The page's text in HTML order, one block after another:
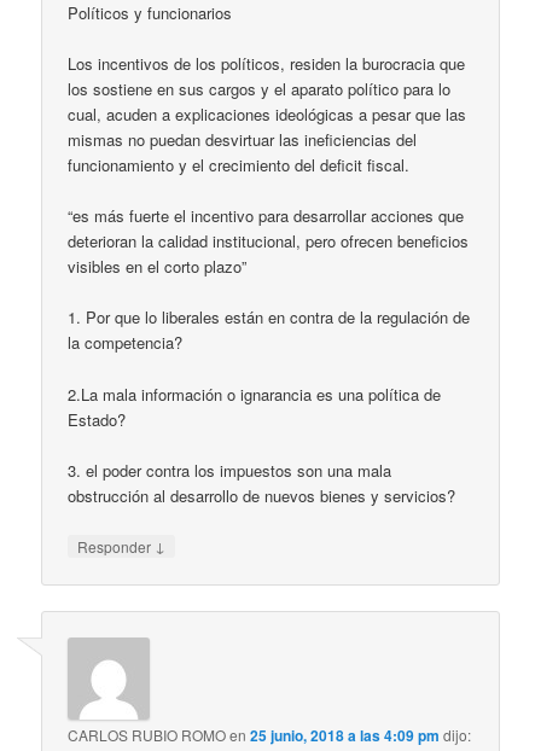
Políticos y funcionarios
Los incentivos de los políticos, residen la burocracia que
los sostiene en sus cargos y el aparato político para lo
cual, acuden a explicaciones ideológicas a pesar que las
mismas no puedan desvirtuar las ineficiencias del
funcionamiento y el crecimiento del deficit fiscal.
“es más fuerte el incentivo para desarrollar acciones que
deterioran la calidad institucional, pero ofrecen beneficios
visibles en el corto plazo”
1. Por que lo liberales están en contra de la regulación de
la competencia?
2.La mala información o ignarancia es una política de
Estado?
3. el poder contra los impuestos son una mala
obstrucción al desarrollo de nuevos bienes y servicios?
Responder ↓
CARLOS RUBIO ROMOen25 junio, 2018 a las 4:09 pm dijo: